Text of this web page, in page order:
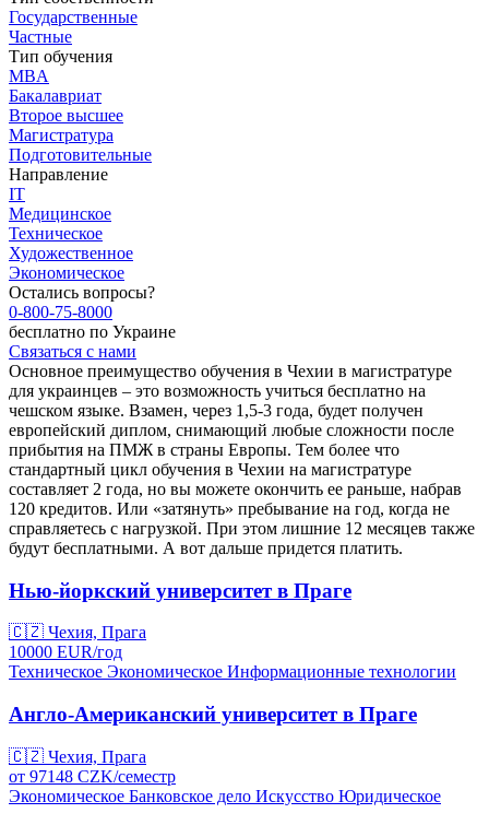
Государственные
Частные
Тип обучения
MBA
Бакалавриат
Второе высшее
Магистратура
Подготовительные
Направление
IT
Медицинское
Техническое
Художественное
Экономическое
Остались вопросы?
0-800-75-8000
бесплатно по Украине
Связаться с нами
Основное преимущество обучения в Чехии в магистратуре
для украинцев – это возможность учиться бесплатно на
чешском языке. Взамен, через 1,5-3 года, будет получен
европейский диплом, снимающий любые сложности после
прибытия на ПМЖ в страны Европы. Тем более что
стандартный цикл обучения в Чехии на магистратуре
составляет 2 года, но вы можете окончить ее раньше, набрав
120 кредитов. Или «затянуть» пребывание на год, когда не
справляетесь с нагрузкой. При этом лишние 12 месяцев также
будут бесплатными. А вот дальше придется платить.
Нью-йоркский университет в Праге
🇨🇿 Чехия, Прага
10000 EUR/год
Техническое Экономическое Информационные технологии
Англо-Американский университет в Праге
🇨🇿 Чехия, Прага
от 97148 CZK/семестр
Экономическое Банковское дело Искусство Юридическое